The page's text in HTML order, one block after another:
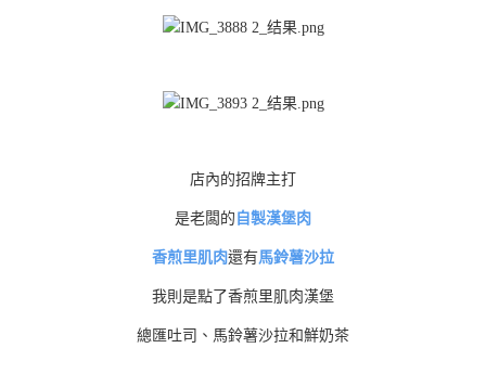
店內的招牌主打
是老闆的 自製漢堡肉
香煎里肌肉還有馬鈴薯沙拉
我則是點了香煎里肌肉漢堡
總匯吐司、馬鈴薯沙拉和鮮奶茶